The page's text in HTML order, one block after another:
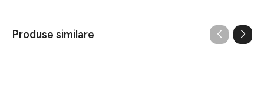
Produse similare